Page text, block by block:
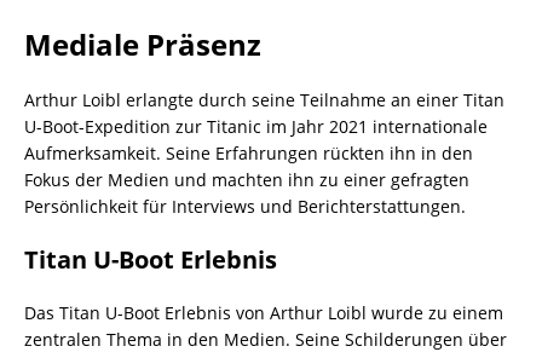
Mediale Präsenz
Arthur Loibl erlangte durch seine Teilnahme an einer Titan
U-Boot-Expedition zur Titanic im Jahr 2021 internationale
Aufmerksamkeit. Seine Erfahrungen rückten ihn in den
Fokus der Medien und machten ihn zu einer gefragten
Persönlichkeit für Interviews und Berichterstattungen.
Titan U-Boot Erlebnis
Das Titan U-Boot Erlebnis von Arthur Loibl wurde zu einem
zentralen Thema in den Medien. Seine Schilderungen über